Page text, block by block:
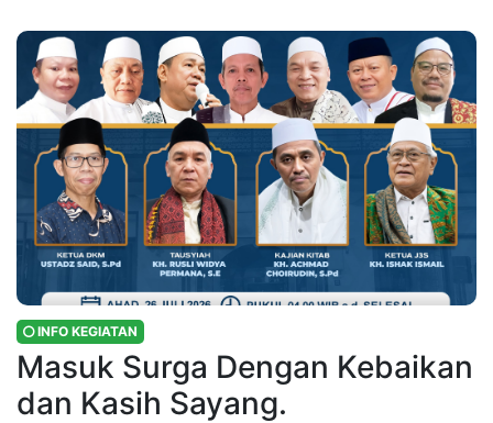
INFO KEGIATAN
Masuk Surga Dengan Kebaikan
dan Kasih Sayang.